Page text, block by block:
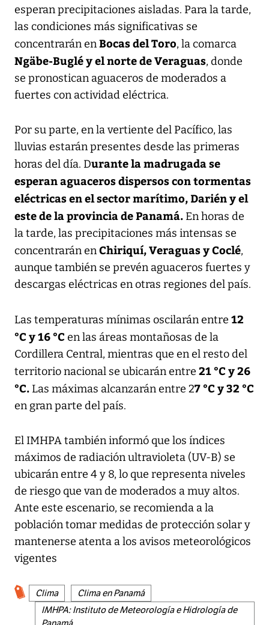
esperan precipitaciones aisladas. Para la tarde,
las condiciones más significativas se
concentrarán enBocas del Toro, la comarca
Ngäbe-Buglé y el norte de Veraguas, donde
se pronostican aguaceros de moderados a
fuertes con actividad eléctrica.
Por su parte, en la vertiente del Pacífico, las
lluvias estarán presentes desde las primeras
horas del día. Durante la madrugada se
esperan aguaceros dispersos con tormentas
eléctricas en el sector marítimo, Darién y el
este de la provincia de Panamá.En horas de
la tarde, las precipitaciones más intensas se
concentrarán enChiriquí, Veraguas y Coclé,
aunque también se prevén aguaceros fuertes y
descargas eléctricas en otras regiones del país.
Las temperaturas mínimas oscilarán entre 12
°C y 16 °C en las áreas montañosas de la
Cordillera Central, mientras que en el resto del
territorio nacional se ubicarán entre 21 °C y 26
°C.Las máximas alcanzarán entre 27 °C y 32 °C
en gran parte del país.
El IMHPA también informó que los índices
máximos de radiación ultravioleta (UV-B) se
ubicarán entre 4 y 8, lo que representa niveles
de riesgo que van de moderados a muy altos.
Ante este escenario, se recomienda a la
población tomar medidas de protección solar y
mantenerse atenta a los avisos meteorológicos
vigentes
Clima
Clima en Panamá
IMHPA: Instituto de Meteorología e Hidrología de